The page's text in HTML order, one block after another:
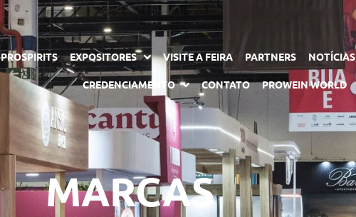
PROSPIRITS EXPOSITORES VISITE A FEIRA PARTNERS NOTÍCIAS
CREDENCIAMENTO CONTATO PROWEIN WORLD
MARCAS